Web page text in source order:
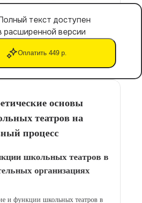
текст доступен
расширенной версии
Оплатить 449 р.
основы
театров на
процесс
школьных театров в
организациях
и функции школьных театров в